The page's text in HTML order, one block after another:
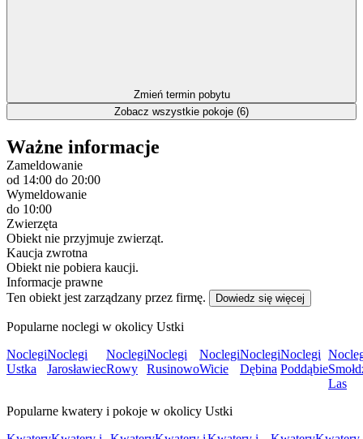
Zmień termin pobytu
Zobacz wszystkie pokoje (6)
Ważne informacje
Zameldowanie
od 14:00 do 20:00
Wymeldowanie
do 10:00
Zwierzęta
Obiekt nie przyjmuje zwierząt.
Kaucja zwrotna
Obiekt nie pobiera kaucji.
Informacje prawne
Ten obiekt jest zarządzany przez firmę.
Dowiedz się więcej
Popularne noclegi w okolicy Ustki
Noclegi
Ustka
Noclegi
Jarosławiec
Noclegi
Rowy
Noclegi
Rusinowo
Noclegi
Wicie
Noclegi
Dębina
Noclegi
Poddąbie
Las
Popularne kwatery i pokoje w okolicy Ustki